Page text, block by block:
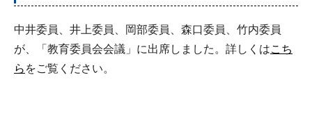
中井委員、井上委員、岡部委員、森口委員、竹内委員
が、「教育委員会会議」に出席しました。詳しくはこち
ら をご覧ください。